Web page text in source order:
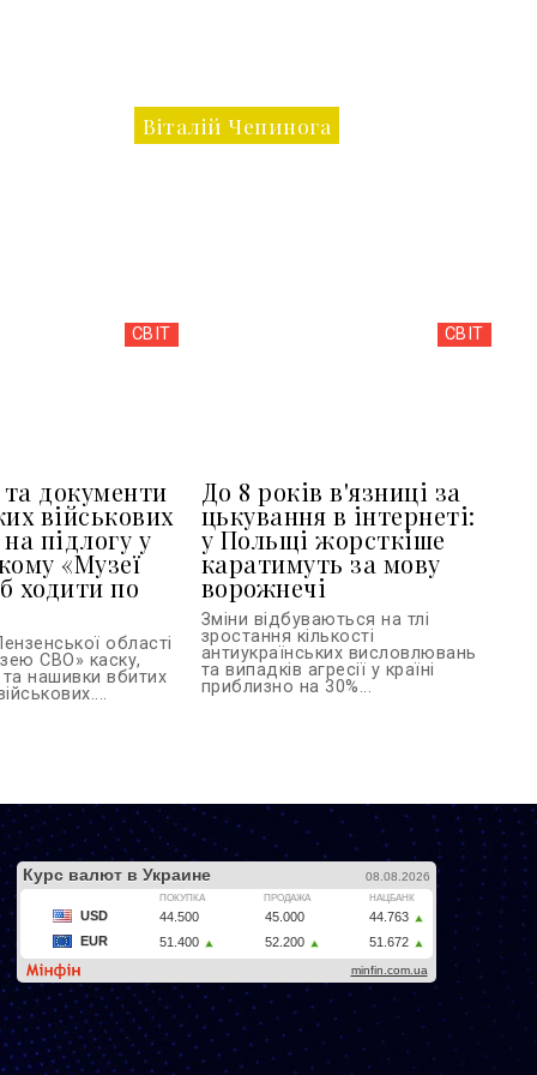
Віталій Чепинога
СВІТ
документи
військових
підлогу у
«Музеї
ходити по
області
СВО» каску,
нашивки вбитих
СВІТ
До 8 років в'язниці за
цькування в інтернеті:
у Польщі жорсткіше
каратимуть за мову
ворожнечі
Зміни відбуваються на тлі
зростання кількості
антиукраїнських висловлювань
та випадків агресії у країні
приблизно на 30%...